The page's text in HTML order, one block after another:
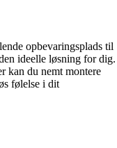
opbevaringsplads til
ideelle løsning for dig.
kan du nemt montere
følelse i dit